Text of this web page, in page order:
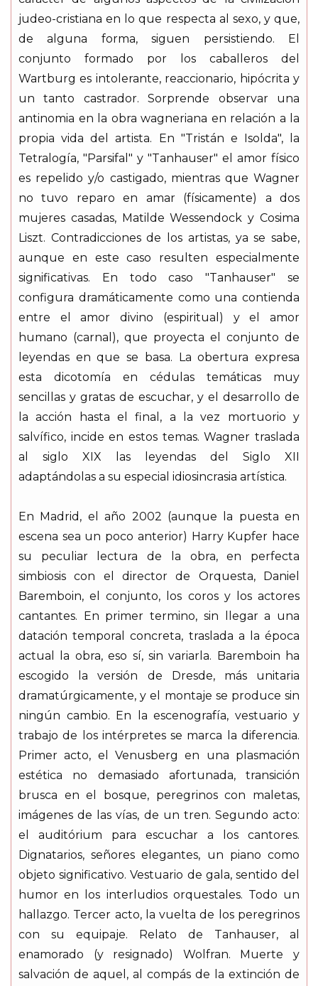
judeo-cristiana en lo que respecta al sexo, y que,
de alguna forma, siguen persistiendo. El
conjunto formado por los caballeros del
Wartburg es intolerante, reaccionario, hipócrita y
un tanto castrador. Sorprende observar una
antinomia en la obra wagneriana en relación a la
propia vida del artista. En "Tristán e Isolda", la
Tetralogía, "Parsifal" y "Tanhauser" el amor físico
es repelido y/o castigado, mientras que Wagner
no tuvo reparo en amar (físicamente) a dos
mujeres casadas, Matilde Wessendock y Cosima
Liszt. Contradicciones de los artistas, ya se sabe,
aunque en este caso resulten especialmente
significativas. En todo caso "Tanhauser" se
configura dramáticamente como una contienda
entre el amor divino (espiritual) y el amor
humano (carnal), que proyecta el conjunto de
leyendas en que se basa. La obertura expresa
esta dicotomía en cédulas temáticas muy
sencillas y gratas de escuchar, y el desarrollo de
la acción hasta el final, a la vez mortuorio y
salvífico, incide en estos temas. Wagner traslada
al siglo XIX las leyendas del Siglo XII
adaptándolas a su especial idiosincrasia artística.
En Madrid, el año 2002 (aunque la puesta en
escena sea un poco anterior) Harry Kupfer hace
su peculiar lectura de la obra, en perfecta
simbiosis con el director de Orquesta, Daniel
Baremboin, el conjunto, los coros y los actores
cantantes. En primer termino, sin llegar a una
datación temporal concreta, traslada a la época
actual la obra, eso sí, sin variarla. Baremboin ha
escogido la versión de Dresde, más unitaria
dramatúrgicamente, y el montaje se produce sin
ningún cambio. En la escenografía, vestuario y
trabajo de los intérpretes se marca la diferencia.
Primer acto, el Venusberg en una plasmación
estética no demasiado afortunada, transición
brusca en el bosque, peregrinos con maletas,
imágenes de las vías, de un tren. Segundo acto:
el auditórium para escuchar a los cantores.
Dignatarios, señores elegantes, un piano como
objeto significativo. Vestuario de gala, sentido del
humor en los interludios orquestales. Todo un
hallazgo. Tercer acto, la vuelta de los peregrinos
con su equipaje. Relato de Tanhauser, al
enamorado (y resignado) Wolfran. Muerte y
salvación de aquel, al compás de la extinción de